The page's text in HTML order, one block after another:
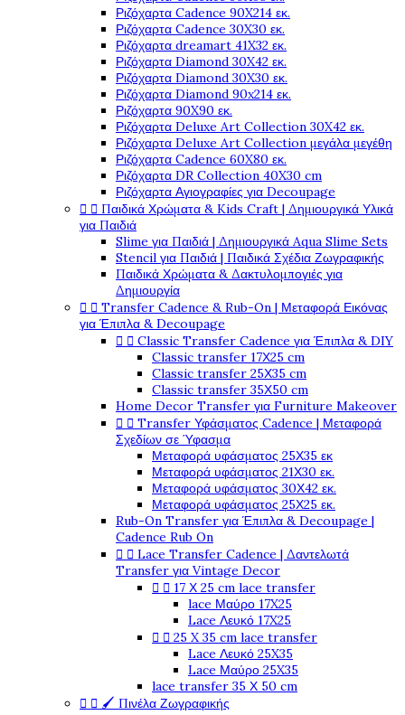
Ριζόχαρτα Cadence 90X214 εκ.
Ριζόχαρτα Cadence 30X30 εκ.
Ριζόχαρτα dreamart 41X32 εκ.
Ριζόχαρτα Diamond 30X42 εκ.
Ριζόχαρτα Diamond 30X30 εκ.
Ριζόχαρτα Diamond 90x214 εκ.
Ριζόχαρτα 90X90 εκ.
Ριζόχαρτα Deluxe Art Collection 30X42 εκ.
Ριζόχαρτα Deluxe Art Collection μεγάλα μεγέθη
Ριζόχαρτα Cadence 60X80 εκ.
Ριζόχαρτα DR Collection 40X30 cm
Ριζόχαρτα Αγιογραφίες για Decoupage
  Παιδικά Χρώματα & Kids Craft | Δημιουργικά Υλικά
για Παιδιά
Slime για Παιδιά | Δημιουργικά Aqua Slime Sets
Stencil για Παιδιά | Παιδικά Σχέδια Ζωγραφικής
Παιδικά Χρώματα & Δακτυλομπογιές για
Δημιουργία
  Transfer Cadence & Rub-On | Μεταφορά Εικόνας
για Έπιπλα & Decoupage
  Classic Transfer Cadence για Έπιπλα & DIY
Classic transfer 17Χ25 cm
Classic transfer 25Χ35 cm
Classic transfer 35Χ50 cm
Home Decor Transfer για Furniture Makeover
  Transfer Υφάσματος Cadence | Μεταφορά
Σχεδίων σε Ύφασμα
Μεταφορά υφάσματος 25Χ35 εκ
Μεταφορά υφάσματος 21Χ30 εκ.
Μεταφορά υφάσματος 30Χ42 εκ.
Μεταφορά υφάσματος 25Χ25 εκ.
Rub-On Transfer για Έπιπλα & Decoupage |
Cadence Rub On
  Lace Transfer Cadence | Δαντελωτά
Transfer για Vintage Decor
  17 Χ 25 cm lace transfer
lace Μαύρο 17X25
Lace Λευκό 17X25
  25 X 35 cm lace transfer
Lace Λευκό 25X35
Lace Μαύρο 25X35
lace transfer 35 Χ 50 cm
  🖌️ Πινέλα Ζωγραφικής